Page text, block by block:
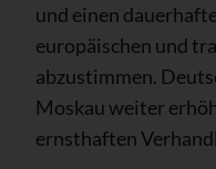
und einen
europäischen und
abzustimmen.
Moskau weiter
ernsthaften